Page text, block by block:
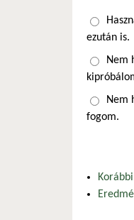
ezután is.
Nem
Nem
fogom.